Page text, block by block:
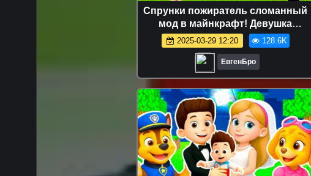
Спрунки пожиратель сломанный
мод в майнкрафт! Девушка
новичок видео minecraft
2025-03-29 12:20 128.6K
ЕвгенБро